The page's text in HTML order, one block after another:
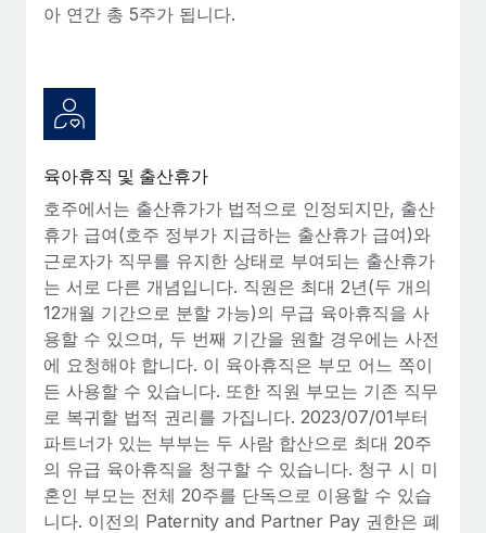
법인 설립
법인 설립을 빠르고 준법적으로 지원
글로벌 인재 이동 및 전근
직원 해외 이전을 간편하게 처리
복리후생
손쉬운 직원 복리후생 관리
글로벌 급여
계약자 관리
블로그 둘러보기
블로그
Remote 제품 관련 소식: Gusto 및 Xero와의 통합과
Remote Contractor Management Plus
Remote의 사명은 모든 규모의 기업이 전 세계 어디서든 업무에 가
장 적합 사람을 찾아 채용 및 관리하고 급여를 지급하도록 돕는 것
입니다. 이를 위해 최근 몇 주 동안 새로운...
자세히 알아보기
아 연간 총 5주가 됩니다.
육아휴직 및 출산휴가
호주에서는 출산휴가가 법적으로 인정되지만, 출산
휴가 급여(호주 정부가 지급하는 출산휴가 급여)와
근로자가 직무를 유지한 상태로 부여되는 출산휴가
는 서로 다른 개념입니다. 직원은 최대 2년(두 개의
12개월 기간으로 분할 가능)의 무급 육아휴직을 사
용할 수 있으며, 두 번째 기간을 원할 경우에는 사전
에 요청해야 합니다. 이 육아휴직은 부모 어느 쪽이
든 사용할 수 있습니다. 또한 직원 부모는 기존 직무
로 복귀할 법적 권리를 가집니다. 2023/07/01부터
파트너가 있는 부부는 두 사람 합산으로 최대 20주
의 유급 육아휴직을 청구할 수 있습니다. 청구 시 미
혼인 부모는 전체 20주를 단독으로 이용할 수 있습
니다. 이전의 Paternity and Partner Pay 권한은 폐